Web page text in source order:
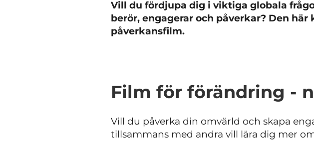
Vill du fördjupa dig i viktiga globala
berör, engagerar och påverkar? Den
påverkansfilm.
Film för förändring -
Vill du påverka din omvärld och skapa
tillsammans med andra vill lära dig mer